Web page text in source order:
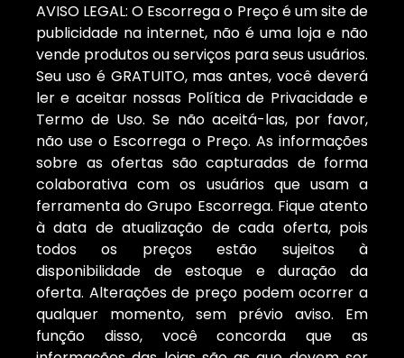
AVISO LEGAL: O Escorrega o Preço é um site de
publicidade na internet, não é uma loja e não
vende produtos ou serviços para seus usuários.
Seu uso é GRATUITO, mas antes, você deverá
ler e aceitar nossas Política de Privacidade e
Termo de Uso. Se não aceitá-las, por favor,
não use o Escorrega o Preço. As informações
sobre as ofertas são capturadas de forma
colaborativa com os usuários que usam a
ferramenta do Grupo Escorrega. Fique atento
à data de atualização de cada oferta, pois
todos os preços estão sujeitos à
disponibilidade de estoque e duração da
oferta. Alterações de preço podem ocorrer a
qualquer momento, sem prévio aviso. Em
função disso, você concorda que as